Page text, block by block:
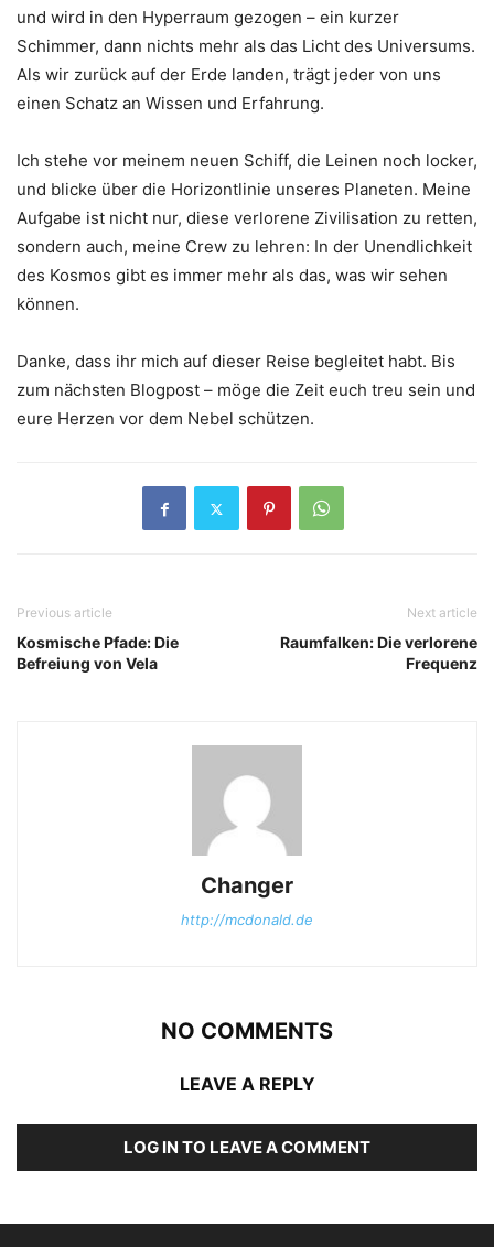
und wird in den Hyperraum gezogen – ein kurzer
Schimmer, dann nichts mehr als das Licht des Universums.
Als wir zurück auf der Erde landen, trägt jeder von uns
einen Schatz an Wissen und Erfahrung.
Ich stehe vor meinem neuen Schiff, die Leinen noch locker,
und blicke über die Horizontlinie unseres Planeten. Meine
Aufgabe ist nicht nur, diese verlorene Zivilisation zu retten,
sondern auch, meine Crew zu lehren: In der Unendlichkeit
des Kosmos gibt es immer mehr als das, was wir sehen
können.
Danke, dass ihr mich auf dieser Reise begleitet habt. Bis
zum nächsten Blogpost – möge die Zeit euch treu sein und
eure Herzen vor dem Nebel schützen.
Previous article
Kosmische Pfade: Die
Befreiung von Vela
Next article
Raumfalken: Die verlorene
Frequenz
Changer
http://mcdonald.de
NO COMMENTS
LEAVE A REPLY
LOG IN TO LEAVE A COMMENT